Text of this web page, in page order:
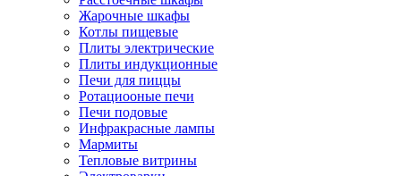
Жарочные шкафы
Котлы пищевые
Плиты электрические
Плиты индукционные
Печи для пиццы
Ротациооные печи
Печи подовые
Инфракрасные лампы
Мармиты
Тепловые витрины